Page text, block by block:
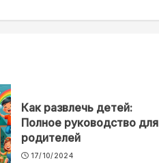
Как развлечь детей:
Полное руководство для
родителей
17/10/2024